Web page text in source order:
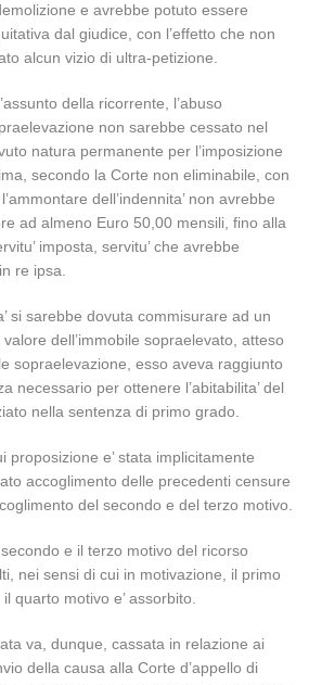
e avrebbe potuto essere
dal giudice, con l’effetto che non
alcun vizio di ultra-petizione.
della ricorrente, l’abuso
non sarebbe cessato nel
natura permanente per l’imposizione
secondo la Corte non eliminabile, con
dell’indennita’ non avrebbe
ad almeno Euro 50,00 mensili, fino alla
imposta, servitu’ che avrebbe
re ipsa.
si sarebbe dovuta commisurare ad un
dell’immobile sopraelevato, atteso
sopraelevazione, esso aveva raggiunto
necessario per ottenere l’abitabilita’ del
nella sentenza di primo grado.
proposizione e’ stata implicitamente
accoglimento delle precedenti censure
del secondo e del terzo motivo.
e il terzo motivo del ricorso
nei sensi di cui in motivazione, il primo
quarto motivo e’ assorbito.
va, dunque, cassata in relazione ai
della causa alla Corte d’appello di